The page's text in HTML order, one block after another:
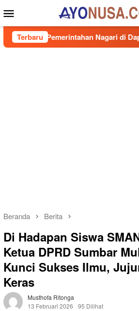
ke
kontenMobile
Terbaru Nagari di Dapil
Beranda Berita
Di Hadapan Siswa
Ketua DPRD Sumbar
Kunci Sukses Ilmu,
Keras
Musthofa Ritonga
13 Februari 2026
95 Dilihat